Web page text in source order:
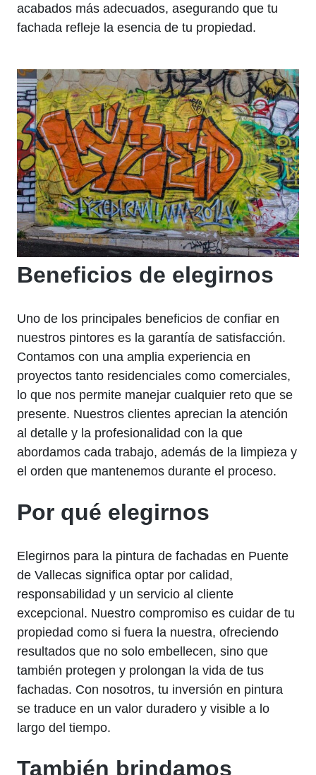
acabados más adecuados, asegurando que tu
fachada refleje la esencia de tu propiedad.
Beneficios de elegirnos
Uno de los principales beneficios de confiar en
nuestros pintores es la garantía de satisfacción.
Contamos con una amplia experiencia en
proyectos tanto residenciales como comerciales,
lo que nos permite manejar cualquier reto que se
presente. Nuestros clientes aprecian la atención
al detalle y la profesionalidad con la que
abordamos cada trabajo, además de la limpieza y
el orden que mantenemos durante el proceso.
Por qué elegirnos
Elegirnos para la pintura de fachadas en Puente
de Vallecas significa optar por calidad,
responsabilidad y un servicio al cliente
excepcional. Nuestro compromiso es cuidar de tu
propiedad como si fuera la nuestra, ofreciendo
resultados que no solo embellecen, sino que
también protegen y prolongan la vida de tus
fachadas. Con nosotros, tu inversión en pintura
se traduce en un valor duradero y visible a lo
largo del tiempo.
También brindamos